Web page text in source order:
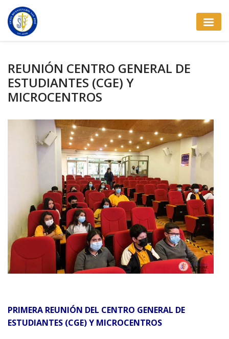
REUNIÓN CENTRO GENERAL DE
ESTUDIANTES (CGE) Y
MICROCENTROS
PRIMERA REUNIÓN DEL CENTRO GENERAL DE
ESTUDIANTES (CGE) Y MICROCENTROS